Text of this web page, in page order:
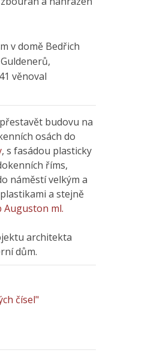
v domě Bedřich
věnoval
budovu na
osách do
, s fasádou plasticky
říms,
náměstí velkým a
a stejně
Auguston ml.
architekta
dům.
čísel"